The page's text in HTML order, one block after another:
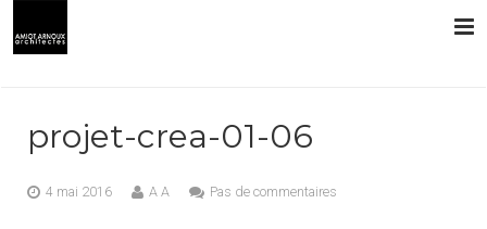
PRESTATIONS
projet-crea-01-06
4 mai 2016 A A Pas de commentaires